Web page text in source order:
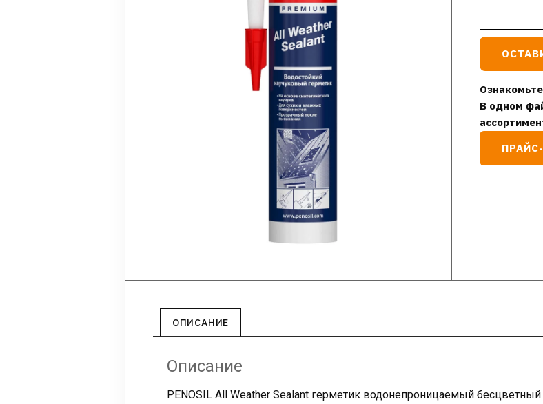
В одном
ОПИСАНИЕ
Описание
PENOSIL All Weather Sealant герметик водонепроницаемый